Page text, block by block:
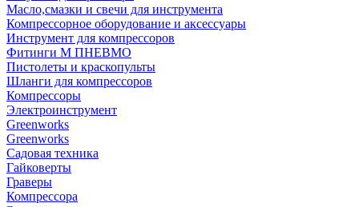
Масло,смазки и свечи для инструмента
Компрессорное оборудование и аксессуары
Инструмент для компрессоров
Фитинги М ПНЕВМО
Пистолеты и краскопульты
Шланги для компрессоров
Компрессоры
Электроинструмент
Greenworks
Greenworks
Садовая техника
Гайковерты
Граверы
Компрессора